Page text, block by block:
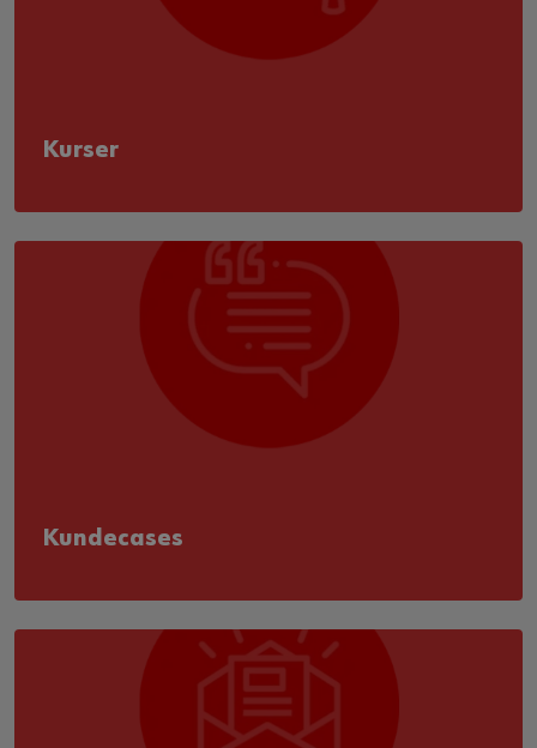
Kurser
Kundecases